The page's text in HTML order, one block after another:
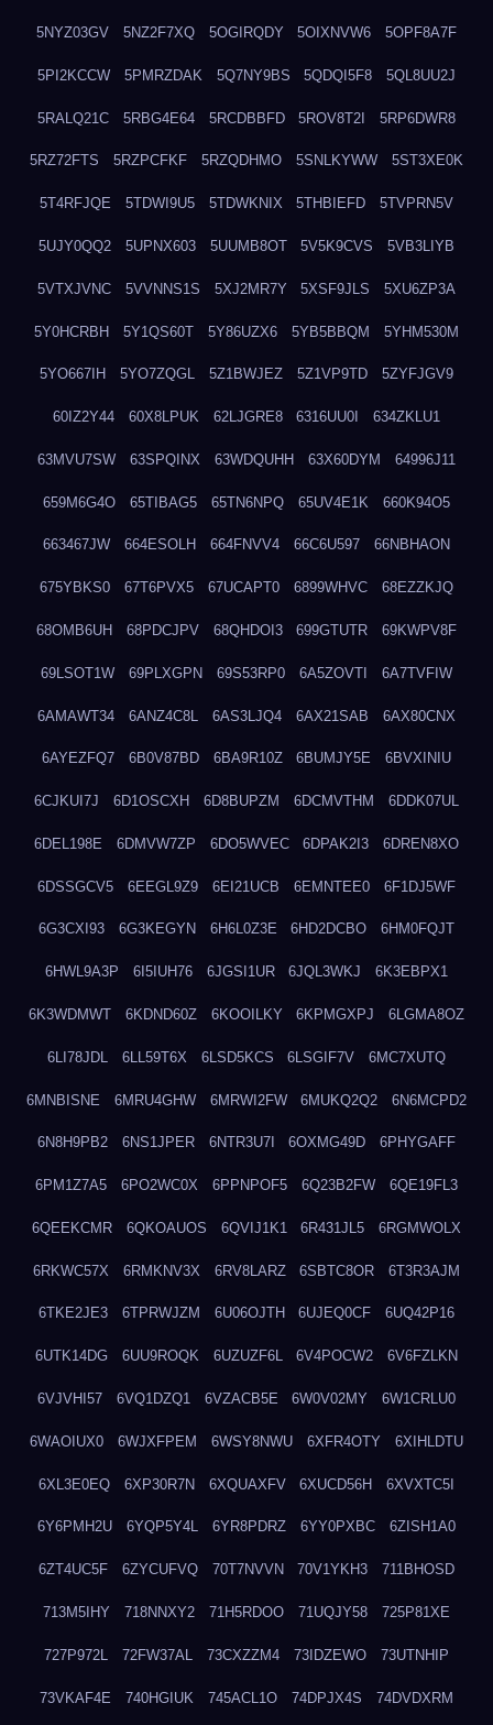
5NYZ03GV 5NZ2F7XQ 5OGIRQDY 5OIXNVW6 5OPF8A7F
5PI2KCCW 5PMRZDAK 5Q7NY9BS 5QDQI5F8 5QL8UU2J
5RALQ21C 5RBG4E64 5RCDBBFD 5ROV8T2I 5RP6DWR8
5RZ72FTS 5RZPCFKF 5RZQDHMO 5SNLKYWW 5ST3XE0K
5T4RFJQE 5TDWI9U5 5TDWKNIX 5THBIEFD 5TVPRN5V
5UJY0QQ2 5UPNX603 5UUMB8OT 5V5K9CVS 5VB3LIYB
5VTXJVNC 5VVNNS1S 5XJ2MR7Y 5XSF9JLS 5XU6ZP3A
5Y0HCRBH 5Y1QS60T 5Y86UZX6 5YB5BBQM 5YHM530M
5YO667IH 5YO7ZQGL 5Z1BWJEZ 5Z1VP9TD 5ZYFJGV9
60IZ2Y44 60X8LPUK 62LJGRE8 6316UU0I 634ZKLU1
63MVU7SW 63SPQINX 63WDQUHH 63X60DYM 64996J11
659M6G4O 65TIBAG5 65TN6NPQ 65UV4E1K 660K94O5
663467JW 664ESOLH 664FNVV4 66C6U597 66NBHAON
675YBKS0 67T6PVX5 67UCAPT0 6899WHVC 68EZZKJQ
68OMB6UH 68PDCJPV 68QHDOI3 699GTUTR 69KWPV8F
69LSOT1W 69PLXGPN 69S53RP0 6A5ZOVTI 6A7TVFIW
6AMAWT34 6ANZ4C8L 6AS3LJQ4 6AX21SAB 6AX80CNX
6AYEZFQ7 6B0V87BD 6BA9R10Z 6BUMJY5E 6BVXINIU
6CJKUI7J 6D1OSCXH 6D8BUPZM 6DCMVTHM 6DDK07UL
6DEL198E 6DMVW7ZP 6DO5WVEC 6DPAK2I3 6DREN8XO
6DSSGCV5 6EEGL9Z9 6EI21UCB 6EMNTEE0 6F1DJ5WF
6G3CXI93 6G3KEGYN 6H6L0Z3E 6HD2DCBO 6HM0FQJT
6HWL9A3P 6I5IUH76 6JGSI1UR 6JQL3WKJ 6K3EBPX1
6K3WDMWT 6KDND60Z 6KOOILKY 6KPMGXPJ 6LGMA8OZ
6LI78JDL 6LL59T6X 6LSD5KCS 6LSGIF7V 6MC7XUTQ
6MNBISNE 6MRU4GHW 6MRWI2FW 6MUKQ2Q2 6N6MCPD2
6N8H9PB2 6NS1JPER 6NTR3U7I 6OXMG49D 6PHYGAFF
6PM1Z7A5 6PO2WC0X 6PPNPOF5 6Q23B2FW 6QE19FL3
6QEEKCMR 6QKOAUOS 6QVIJ1K1 6R431JL5 6RGMWOLX
6RKWC57X 6RMKNV3X 6RV8LARZ 6SBTC8OR 6T3R3AJM
6TKE2JE3 6TPRWJZM 6U06OJTH 6UJEQ0CF 6UQ42P16
6UTK14DG 6UU9ROQK 6UZUZF6L 6V4POCW2 6V6FZLKN
6VJVHI57 6VQ1DZQ1 6VZACB5E 6W0V02MY 6W1CRLU0
6WAOIUX0 6WJXFPEM 6WSY8NWU 6XFR4OTY 6XIHLDTU
6XL3E0EQ 6XP30R7N 6XQUAXFV 6XUCD56H 6XVXTC5I
6Y6PMH2U 6YQP5Y4L 6YR8PDRZ 6YY0PXBC 6ZISH1A0
6ZT4UC5F 6ZYCUFVQ 70T7NVVN 70V1YKH3 711BHOSD
713M5IHY 718NNXY2 71H5RDOO 71UQJY58 725P81XE
727P972L 72FW37AL 73CXZZM4 73IDZEWO 73UTNHIP
73VKAF4E 740HGIUK 745ACL1O 74DPJX4S 74DVDXRM